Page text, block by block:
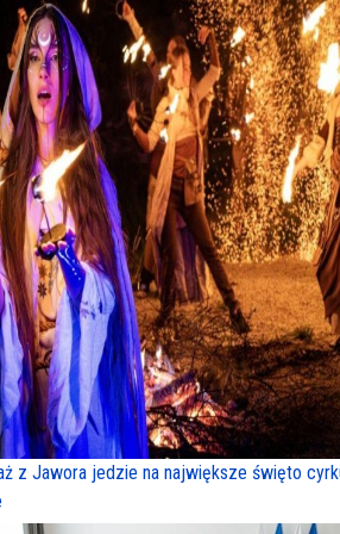
z Jawora jedzie na największe święto